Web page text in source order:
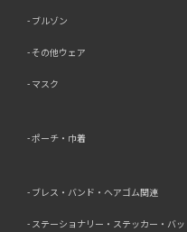
ブルゾン
その他ウェア
マスク
ポーチ・巾着
ブレス・バンド・ヘアゴム関連
ステーショナリー・ステッカー・バッ